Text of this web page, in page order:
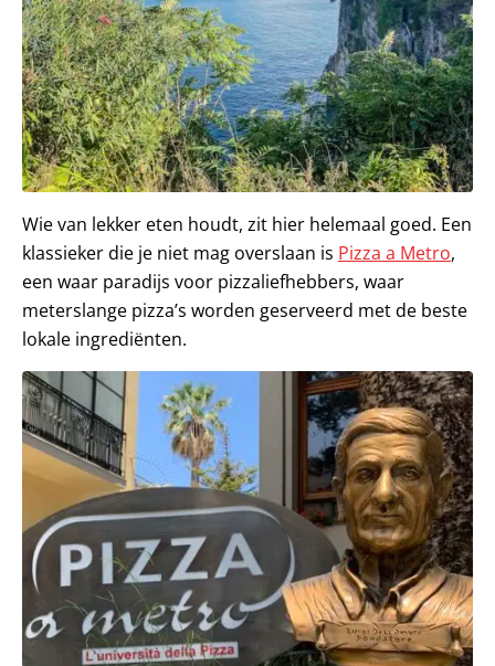
Wie van lekker eten houdt, zit hier helemaal goed. Een
klassieker die je niet mag overslaan is Pizza a Metro,
een waar paradijs voor pizzaliefhebbers, waar
meterslange pizza’s worden geserveerd met de beste
lokale ingrediënten.